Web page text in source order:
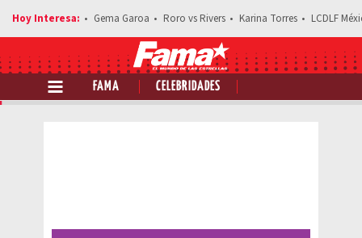
Gema Garoa Roro vs Rivers Karina Torres LCDLF
FAMA CELEBRIDADES
Comparte esta noticia